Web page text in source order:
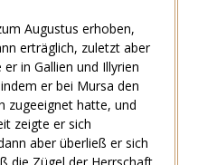
Augustus erhoben,
erträglich, zuletzt aber
in Gallien und Illyrien
er bei Mursa den
zugeeignet hatte, und
zeigte er sich
aber überließ er sich
die Zügel der Herrschaft,